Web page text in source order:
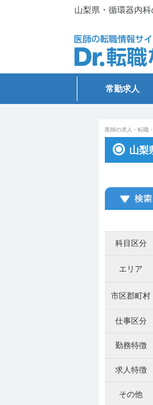
山梨県・循環器内
常勤求人
医師の求人・転職
山梨
科目区分
エリア
市区郡町村
仕事区分
勤務特徴
求人特徴
その他